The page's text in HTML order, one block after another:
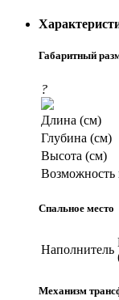
Габаритный
?
Длина (см)
Глубина (см)
Высота (см)
Возможность
Спальное место
Наполнитель
Механизм